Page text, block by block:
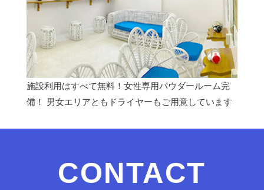
施設利用はすべて無料！女性専用パウダールーム完
備！ 男女エリアともドライヤーもご用意しています
CONTACT